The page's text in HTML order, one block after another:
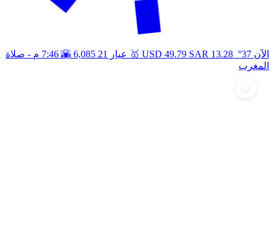
الآن 37° USD 49.79 SAR 13.28
🥇 عيار 21 6,085
🌇7:46 م
- صلاة
المغرب